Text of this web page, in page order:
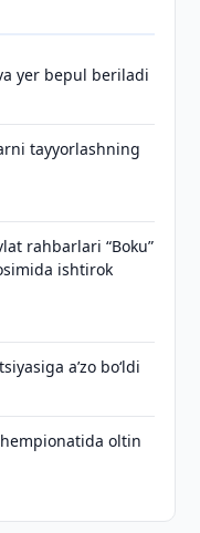
yer bepul beriladi
tayyorlashning
rahbarlari “Boku”
ishtirok
aʼzo bo‘ldi
oltin